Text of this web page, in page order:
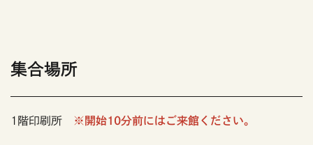
集合場所
1階印刷所 ※開始10分前にはご来館ください。